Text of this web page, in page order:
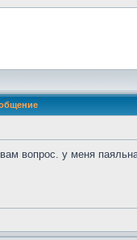
вопрос. у меня